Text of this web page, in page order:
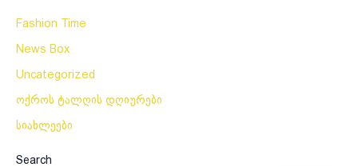
Fashion Time
News Box
Uncategorized
ოქროს ტალღის დღიურები
სიახლეები
Search